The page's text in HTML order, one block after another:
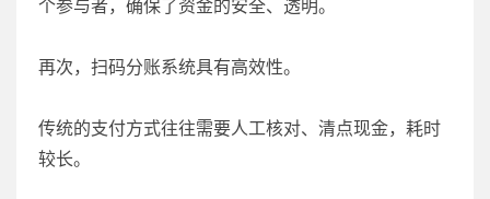
个参与者，确保了资金的安全、透明。
再次，扫码分账系统具有高效性。
传统的支付方式往往需要人工核对、清点现金，耗时
较长。